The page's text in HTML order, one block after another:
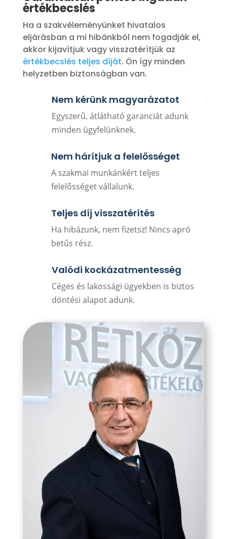
értékbecslés
Ha a szakvéleményünket hivatalos
eljárásban a mi hibánkból nem fogadják el,
akkor kijavítjuk vagy visszatérítjük az
értékbecslés teljes díját. Ön így minden
helyzetben biztonságban van.
Nem kérünk magyarázatot
Egyszerű, átlátható garanciát adunk
minden ügyfelünknek.
Nem hárítjuk a felelősséget
A szakmai munkánkért teljes
felelősséget vállalunk.
Teljes díj visszatérítés
Ha hibázunk, nem fizetsz! Nincs apró
betűs rész.
Valódi kockázatmentesség
Céges és lakossági ügyekben is biztos
döntési alapot adunk.